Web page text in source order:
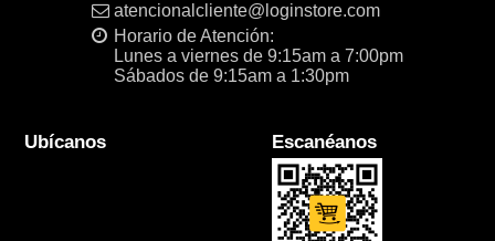
atencionalcliente@loginstore.com
Horario de Atención:
Lunes a viernes de 9:15am a 7:00pm
Sábados de 9:15am a 1:30pm
Ubícanos Escanéanos